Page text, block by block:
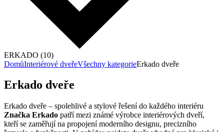
ERKADO (10)
DomůInteriérové dveřeVšechny kategorieErkado dveře
Erkado dveře
Erkado dveře – spolehlivé a stylové řešení do každého interiéru
Značka Erkado patří mezi známé výrobce interiérových dveří,
kteří se zaměřují na propojení moderního designu, precizního